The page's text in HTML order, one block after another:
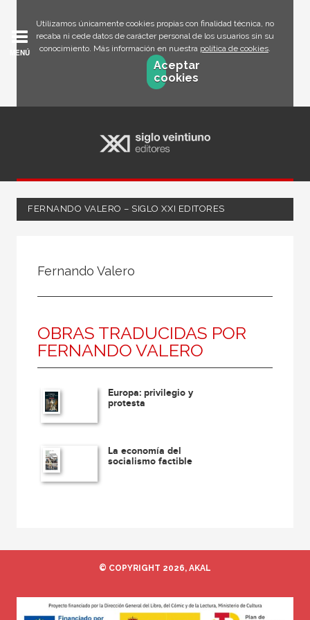
Utilizamos únicamente cookies propias con finalidad técnica, no
recaba ni cede datos de carácter personal de los usuarios sin su
conocimiento. Más información en nuestra política de cookies.
Aceptar
cookies
MENÚ
FERNANDO VALERO – SIGLO XXI EDITORES
Fernando Valero
OBRAS TRADUCIDAS POR
FERNANDO VALERO
Europa: privilegio y
protesta
La economía del
socialismo factible
© COPYRIGHT 2026, AKAL